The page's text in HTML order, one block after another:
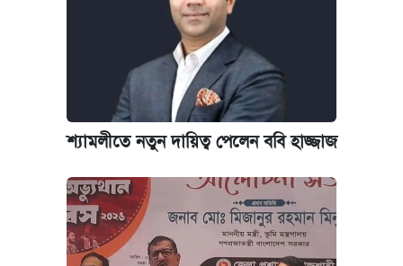
শ্যামলীতে নতুন দায়িত্ব পেলেন ববি হাজ্জাজ